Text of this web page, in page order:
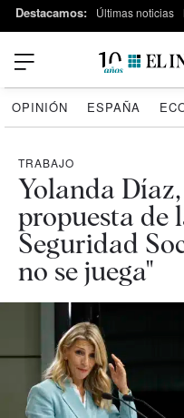
Destacamos: Últimas noticias
OPINIÓN ESPAÑA
TRABAJO
Yolanda
propuesta de
Seguridad
no se juega"